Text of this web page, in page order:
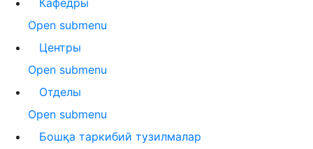
Кафедры
Open submenu
Центры
Open submenu
Отделы
Open submenu
Бошқа таркибий тузилмалар